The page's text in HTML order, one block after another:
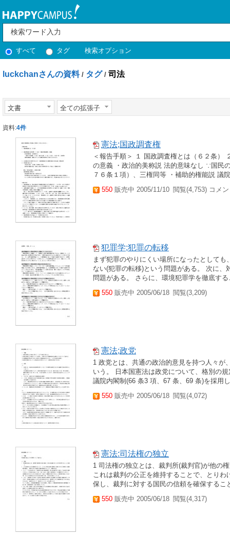
すべて タグ 検索オプション
luckchanさんの資料 / タグ / 司法
文書 全ての拡張子
資料:4件
憲法;国政調査権
＜報告手順＞ １ 国政調査権とは（６２条）
の意義 ・政治的美称説 法的意味なし ∵国民
７６条１項）、三権同等 ・補助的権能説 議
550 販売中 2005/11/10 閲覧(4,753) コメ
犯罪学;犯罪の転移
まず犯罪のやりにくい場所になったとして
ない(犯罪の転移)という問題がある。 次に
問題がある。 さらに、環境犯罪学を徹底す
550 販売中 2005/06/18 閲覧(3,209)
憲法;政党
1 政党とは、共通の政治的意見を持つ人々が
いう。 日本国憲法は政党について、格別の
議院内閣制(66 条3 項、67 条、69 条)を採用
550 販売中 2005/06/18 閲覧(4,072)
憲法:司法権の独立
1 司法権の独立とは、裁判所(裁判官)が他の
これは裁判の公正を維持することで、とり
保し、裁判に対する国民の信頼を確保する
550 販売中 2005/06/18 閲覧(4,317)